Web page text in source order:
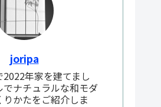
joripa
2022年家を建てまし
でナチュラルな和モダ
りかたをご紹介しま